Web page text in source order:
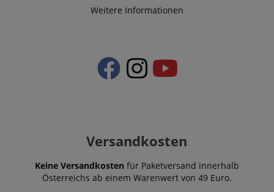
Weitere Informationen
Versandkosten
Keine Versandkosten für Paketversand innerhalb
Österreichs ab einem Warenwert von 49 Euro.